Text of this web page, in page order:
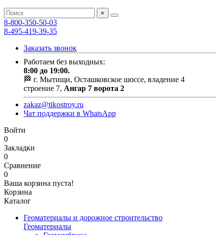
×
8-800-350-50-03
8-495-419-39-35
Заказать звонок
Работаем без выходных:
8:00 до 19:00.
🏁 г. Мытищи, Осташковское шоссе, владение 4
строение 7, Ангар 7 ворота 2
zakaz@tikostroy.ru
Чат поддержки в WhatsApp
Войти
0
Закладки
0
Сравнение
0
Ваша корзина пуста!
Корзина
Каталог
Геоматериалы и дорожное строительство
Геоматериалы